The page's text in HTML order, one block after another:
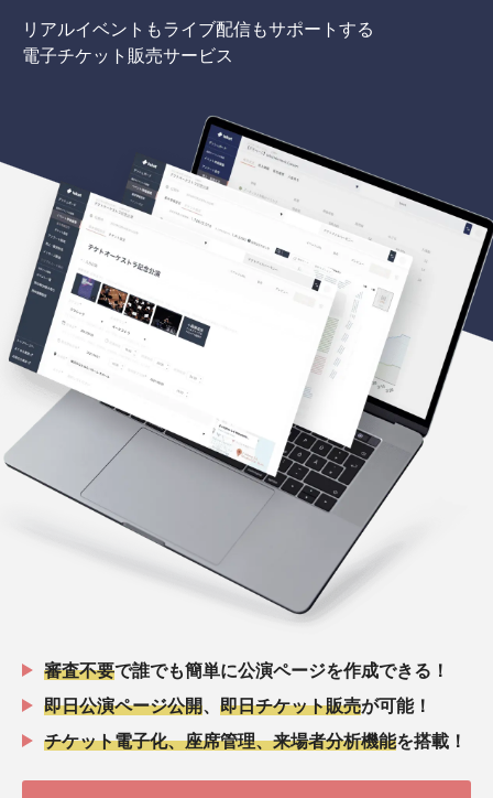
リアルイベントもライブ配信もサポートする
電子チケット販売サービス
審査不要で誰でも簡単に公演ページを作成できる！
即日公演ページ公開
即日チケット販売が可能！
チケット電子化、座席管理、来場者分析機能を搭載！